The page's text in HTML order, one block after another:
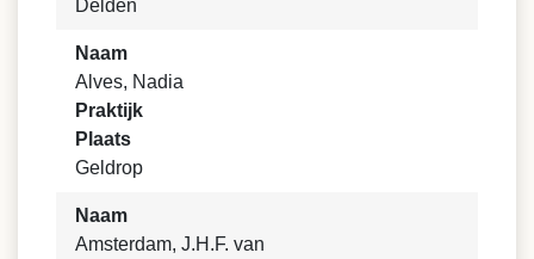
Delden
Naam
Alves, Nadia
Praktijk
Plaats
Geldrop
Naam
Amsterdam, J.H.F. van